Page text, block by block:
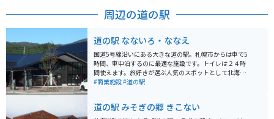
周辺の道の駅
道の駅 なないろ・ななえ
国道5号線沿いにある大きな道の駅。札幌市からは車で5
時間、車中泊するのに最適な施設です。トイレは２４時
間使えます。旅好きが選ぶ人気のスポットとして北海道
では第一位。全国で第4位の人気を誇ってます。駐車可能
#商業施設#道の駅
道の駅 みそぎの郷 きこない